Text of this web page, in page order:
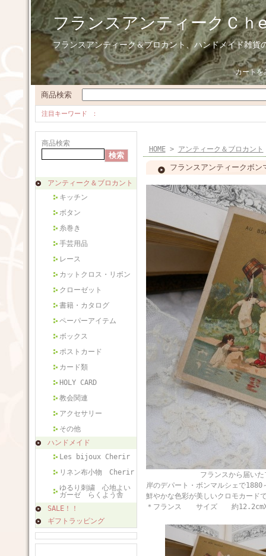
フランスアンティークＣｈ
フランスアンティーク＆ブロカント、ハンドメイド雑貨
カートを
商品検索
注目キーワード
商品検索
アンティーク＆ブロカント
キッチン
ボタン
糸巻き
手芸用品
レース
カットクロス・リボン
クローゼット
書籍・カタログ
ペーパーアイテム
ボックス
ポストカード
カード類
HOLY CARD
教会関連
アクセサリー
その他
ハンドメイド
Les bijoux Cherir
リネン布小物 Cherir
ゆるり刺繍 心地よい
ガーゼ らくよう舎
SALE！！
ギフトラッピング
HOME> アンティーク＆ブロカント
フランスアンティークボ
フランスから届いたフランス
岸のデパート・ボンマルシェで
鮮やかな色彩が美しいクロモカー
＊フランス サイズ 約12.2cmX